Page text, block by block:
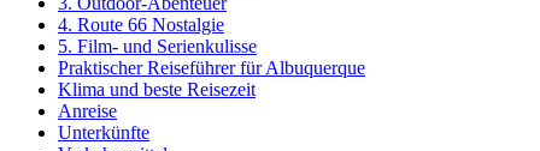
4. Route 66 Nostalgie
5. Film- und Serienkulisse
Praktischer Reiseführer für Albuquerque
Klima und beste Reisezeit
Anreise
Unterkünfte